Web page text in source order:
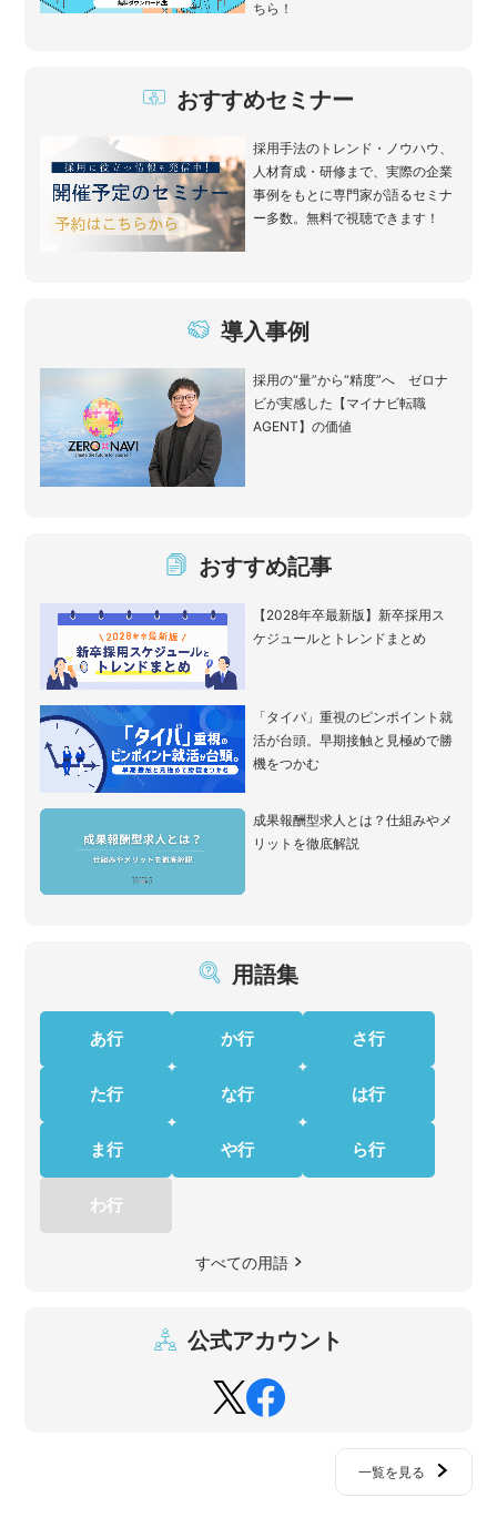
ちら！
おすすめセミナー
採用手法のトレンド・ノウハウ、
人材育成・研修まで、実際の企業
事例をもとに専門家が語るセミナ
ー多数。無料で視聴できます！
導入事例
採用の“量”から“精度”へ ゼロナ
ビが実感した【マイナビ転職
AGENT】の価値
おすすめ記事
【2028年卒最新版】新卒採用ス
ケジュールとトレンドまとめ
「タイパ」重視のピンポイント就
活が台頭。早期接触と見極めで勝
機をつかむ
成果報酬型求人とは？仕組みやメ
リットを徹底解説
用語集
あ行 か行 さ行
た行 な行 は行
ま行 や行 ら行
わ行
すべての用語
公式アカウント
一覧を見る